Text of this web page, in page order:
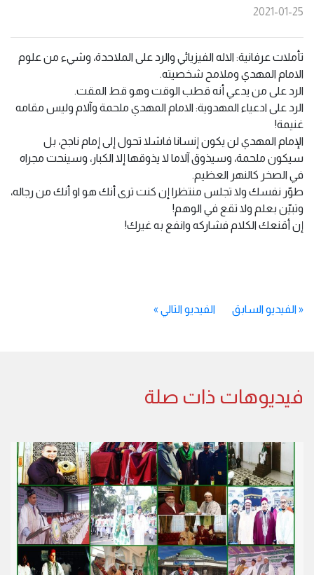
2021-01-25
تأملات عرفانية: الاله الفيزيائي والرد على الملاحدة، وشيء من علوم
الامام المهدي وملامح شخصيته.
الرد على من يدعي أنه قطب الوقت وهو قط المقت.
الرد على ادعياء المهدوية: الامام المهدي ملحمة وآلام وليس مقامه
غنيمة!
الإمام المهدي لن يكون إنسانا فاشلا تحول إلى إمام ناجح، بل
سيكون ملحمة، وسيذوق آلاما لا يذوقها إلا الكبار، وسينحت مجراه
في الصخر كالنهر العظيم.
طوّر نفسك ولا تجلس منتظرا إن كنت ترى أنك هو او أنك من رجاله،
وتبيّن بعلم ولا تقع في الوهم!
إن أقنعك الكلام فشاركه وانفع به غيرك!
«الفيديو السابق الفيديو التالي »
فيديوهات ذات صلة